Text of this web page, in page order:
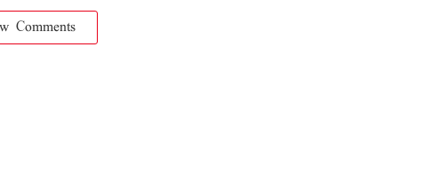
Comments